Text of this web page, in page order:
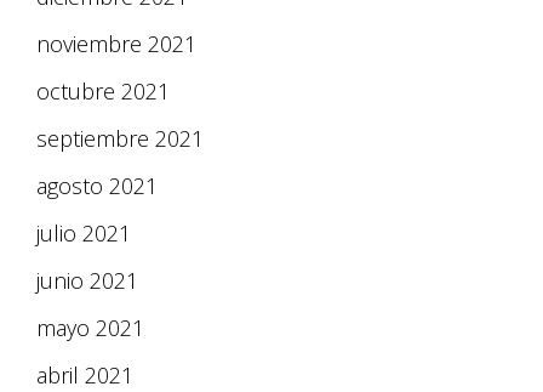
noviembre 2021
octubre 2021
septiembre 2021
agosto 2021
julio 2021
junio 2021
mayo 2021
abril 2021